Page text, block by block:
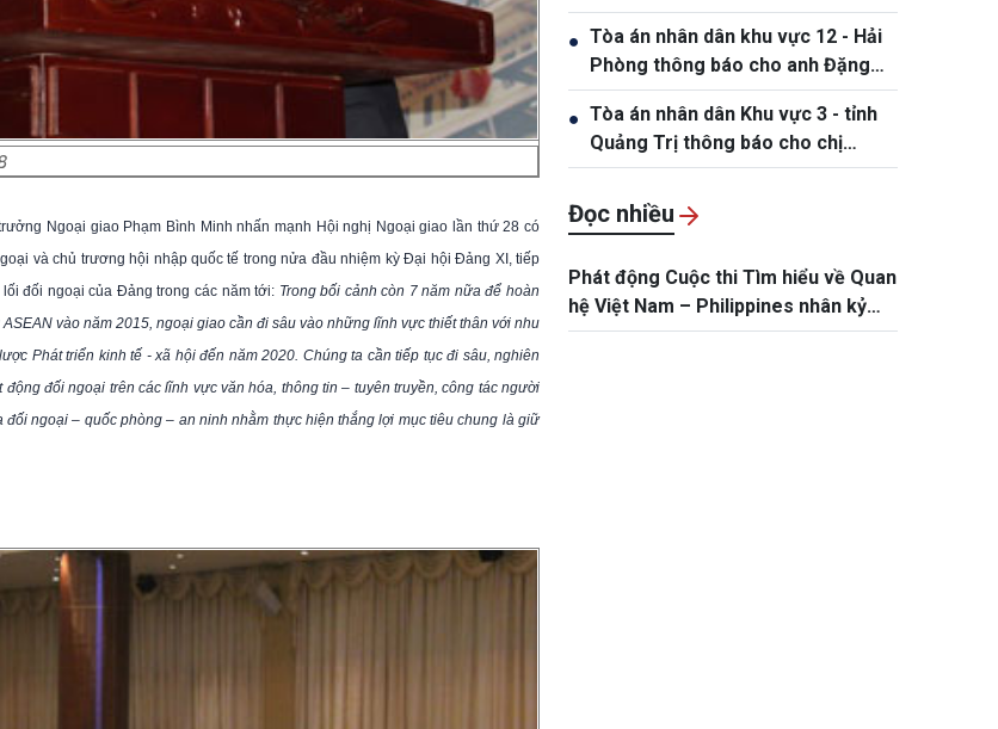
Ngoại giao Phạm Bình Minh nhấn mạnh Hội nghị Ngoại giao lần thứ 28 có
và chủ trương hội nhập quốc tế trong nửa đầu nhiệm kỳ Đại hội Đảng XI, tiếp
đối ngoại của Đảng trong các năm tới: Trong bối cảnh còn 7 năm nữa để hoàn
vào năm 2015, ngoại giao cần đi sâu vào những lĩnh vực thiết thân với nhu
Phát triển kinh tế - xã hội đến năm 2020. Chúng ta cần tiếp tục đi sâu, nghiên
đối ngoại trên các lĩnh vực văn hóa, thông tin – tuyên truyền, công tác người
ngoại – quốc phòng – an ninh nhằm thực hiện thắng lợi mục tiêu chung là giữ
diệt hàng loạt
● Tòa án nhân dân khu vực 12 - Hải
Phòng thông báo cho anh Đặng
Hồng Tiệp, sinh ngày 20/5/1989
● Tòa án nhân dân Khu vực 3 - tỉnh
Quảng Trị thông báo cho chị
Phạm Thị Giang, sinh ngày
19/10/1991
Đọc nhiều
Phát động Cuộc thi Tìm hiểu về Quan
hệ Việt Nam – Philippines nhân kỷ
niệm 50 năm thiết lập quan hệ ngoại